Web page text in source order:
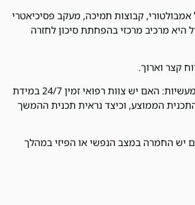
קבוצות תמיכה, מעקב פסיכיאטרי
ב-2025, המשכיות הטיפול היא מרכיב מרכזי בהפחתת סיכון לחזרה
קצר וארוך.
לפני בחירת מסגרת או שירות גמילה, חשוב לשאול כמה שאלות מעשיות: האם יש צוות רפואי זמין 24/7 במידת
הממוצע, וכיצד נראית תכנית ההמשך
יש החמרה במצב הנפשי או הפיזי במהלך